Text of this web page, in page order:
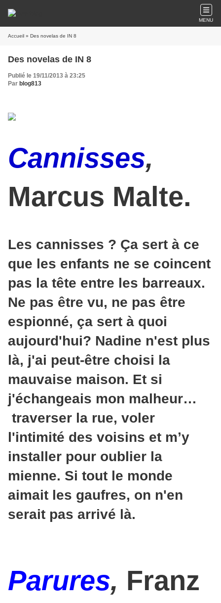
MENU
Accueil » Des novelas de IN 8
Des novelas de IN 8
Publié le 19/11/2013 à 23:25
Par blog813
Cannisses,
Marcus Malte.
Les cannisses ? Ça sert à ce
que les enfants ne se coincent
pas la tête entre les barreaux.
Ne pas être vu, ne pas être
espionné, ça sert à quoi
aujourd'hui? Nadine n'est plus
là, j'ai peut-être choisi la
mauvaise maison. Et si
j'échangeais mon malheur…
traverser la rue, voler
l'intimité des voisins et m’y
installer pour oublier la
mienne. Si tout le monde
aimait les gaufres, on n'en
serait pas arrivé là.
Parures, Franz